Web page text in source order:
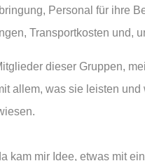
Personal für ihre
Transportkosten und,
dieser Gruppen,
allem, was sie leisten
kam mir Idee, etwas mit